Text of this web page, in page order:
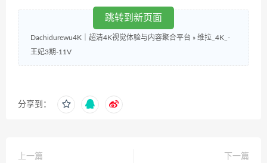
Dachidurewu4K｜超清4K视觉体验与内容聚合平台 » 维拉_4K_-
王妃3期-11V
分享到：
上一篇 下一篇
跳转到新页面